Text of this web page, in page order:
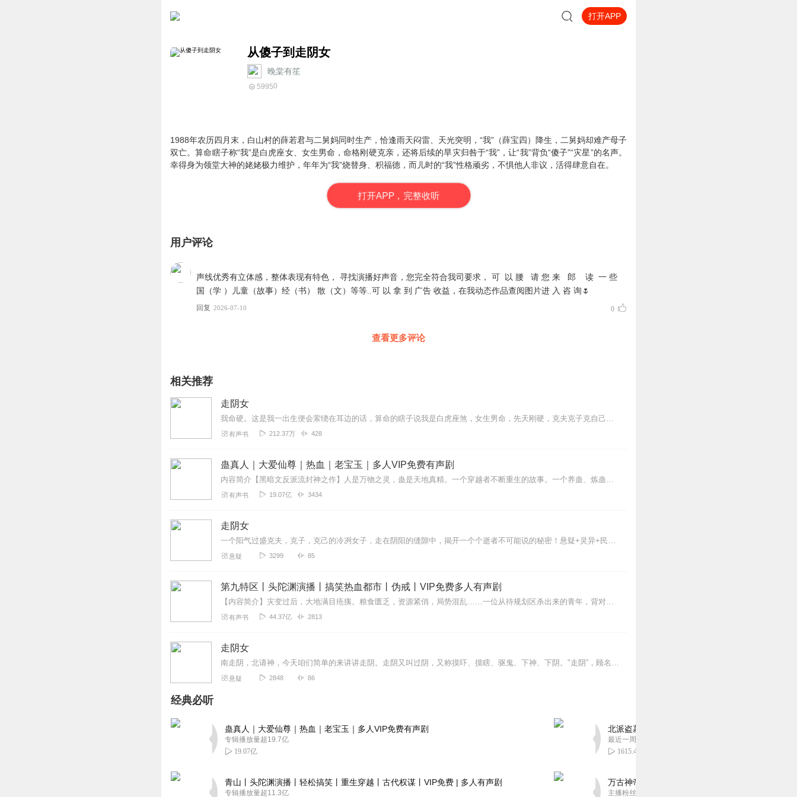
打开APP
从傻子到走阴女
晚棠有笙
59950
1988年农历四月末，白山村的薛若君与二舅妈同时生产，恰逢雨天闷雷、天光突明，“我”（薛宝四）降生，二舅妈却难产母子
双亡。算命瞎子称“我”是白虎座女、女生男命，命格刚硬克亲，还将后续的旱灾归咎于“我”，让“我”背负“傻子”“灾星”的名声。
幸得身为领堂大神的姥姥极力维护，年年为“我”烧替身、积福德，而儿时的“我”性格顽劣，不惧他人非议，活得肆意自在。
打开APP，完整收听
用户评论
声线优秀有立体感，整体表现有特色， 寻找演播好声音，您完全符合我司要求， 可 以 腰 请 您 来 郎 读 一 些
国（学 ）儿童（故事）经（书） 散（文）等等..可 以 拿 到 广告 收益，在我动态作品查阅图片进 入 咨 询🌷
回复 2026-07-10 0
查看更多评论
相关推荐
走阴女
我命硬。这是我一出生便会萦绕在耳边的话，算命的瞎子说我是白虎座煞，女生男命，先天刚硬，克夫克子克自己。村里人都说我活不下来，阳气太烈，就算是硬保住命了，以后也是...
有声书 212.37万 428
蛊真人｜大爱仙尊｜热血｜老宝玉｜多人VIP免费有声剧
内容简介【黑暗文反派流封神之作】人是万物之灵，蛊是天地真精。一个穿越者不断重生的故事。一个养蛊、炼蛊、用蛊的奇特世界。配音组（男角色）老宝玉旁白...
有声书 19.07亿 3434
走阴女
一个阳气过盛克夫，克子，克己的冷冽女子，走在阴阳的缝隙中，揭开一个个逝者不可能说的秘密！悬疑+灵异+民俗】走阴女：她用阴阳眼，破生死案。
悬疑 3299 85
第九特区丨头陀渊演播丨搞笑热血都市丨伪戒丨VIP免费多人有声剧
【内容简介】灾变过后，大地满目疮痍。粮食匮乏，资源紧俏，局势混乱……一位从待规划区杀出来的青年，背对着漫天黄沙，孤身来到九区谋生，却不曾想偶然结识三五好友，一念...
有声书 44.37亿 2813
走阴女
南走阴，北请神，今天咱们简单的来讲讲走阴。走阴又叫过阴，又称摸吓、摸瞎、驱鬼、下神、下阴。"走阴”，顾名思义就是到阴间走访。哪家有病有灾，首先是驱邪驱鬼，如果驱...
悬疑 2848 86
经典必听
蛊真人｜大爱仙尊｜热血｜老宝玉｜多人VIP免费有声剧
专辑播放量超19.7亿
19.07亿
青山丨头陀渊演播丨轻松搞笑丨重生穿越丨古代权谋丨VIP免费 | 多人有声剧
专辑播放量超11.3亿
北派盗墓笔记丨头陀渊出品丨悬疑灵异丨摸金校尉
最近一周更新
1615.45万
万古神帝丨玄幻丨热血丨紫襟团队演播丨多人有声
主播粉丝2836万